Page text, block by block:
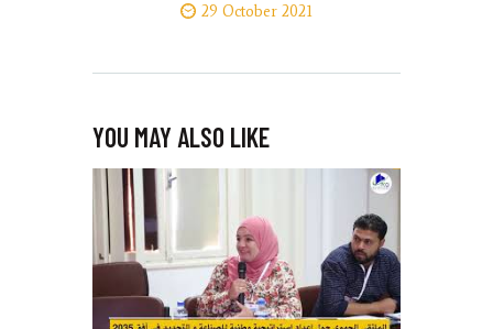
29 October 2021
YOU MAY ALSO LIKE